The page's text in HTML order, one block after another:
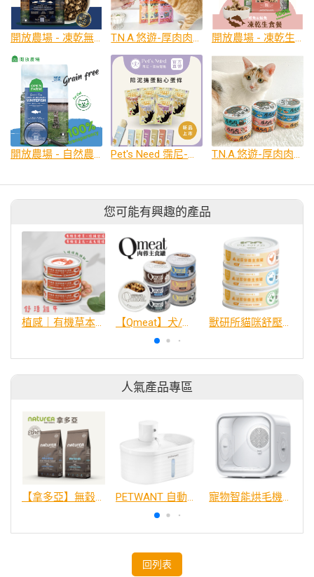
開放農場 - 凍乾無穀寵糧 - 野撈三鮮魚 - 全齡犬 T.N.A.悠遊-厚肉肉早點貓肉泥 開放農場 - 凍乾生食系列 - 雙鮮鮭鱈主食餐 - 全齡貓
您可能有興趣的產品
植感｜有機草本機能主食罐｜舒活雞牛 80g 【Qmeat】犬/貓肉蓉主食罐 獸研所貓咪舒壓泌尿保養主食罐80g
人氣產品專區
【拿多亞】無穀低敏 犬糧 PETWANT 自動感應無線寵物飲水機 W4-L 寵物智能烘毛機75L
回列表